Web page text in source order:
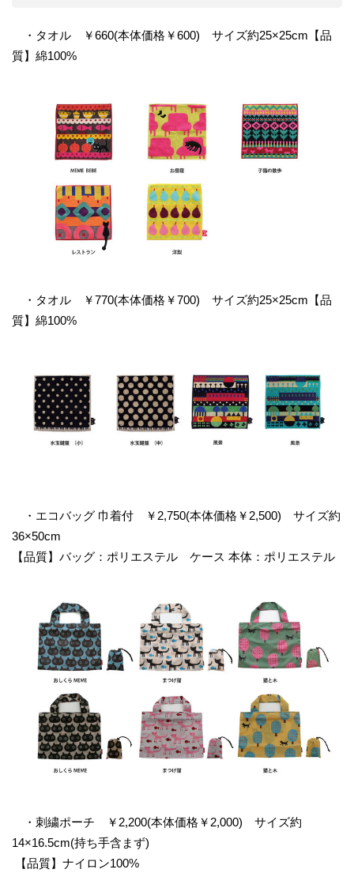
・タオル ￥660(本体価格￥600) サイズ約25×25cm【品
質】綿100%
・タオル ￥770(本体価格￥700) サイズ約25×25cm【品
質】綿100%
・エコバッグ 巾着付 ￥2,750(本体価格￥2,500) サイズ約
36×50cm
【品質】バッグ：ポリエステル ケース 本体：ポリエステル
・刺繍ポーチ ￥2,200(本体価格￥2,000) サイズ約
14×16.5cm(持ち手含まず)
【品質】ナイロン100%